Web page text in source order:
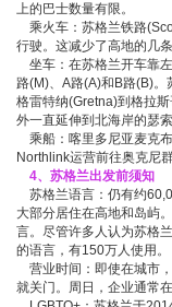
上的巴士数量有限。
乘火车：苏格兰铁路
行驶。这减少了高地的几条
坐车：在苏格兰开车靠
路(M)、A路(A)和B路(B)
格雷特纳(Gretna)到格拉
外一直延伸到北海岸的瑟索
乘船：喀里多尼亚麦克
Northlink运营前往奥克尼
4、 苏格兰出发前须知
苏格兰语言：仍有约
大部分居住在高地和岛屿
言。尽管许多人认为苏格
的语言，有150万人使用。
营业时间：即使在城市
就关门。周日，企业通常